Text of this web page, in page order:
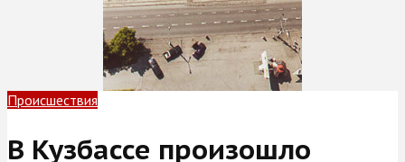
Происшествия
В Кузбассе произошло